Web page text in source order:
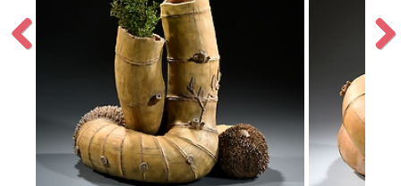
張榮手捏陶藝個展-財福洋溢(華語)
影片時間 00:01:20
張榮手捏陶藝個展-龍龜(華語)
影片時間 00:01:22